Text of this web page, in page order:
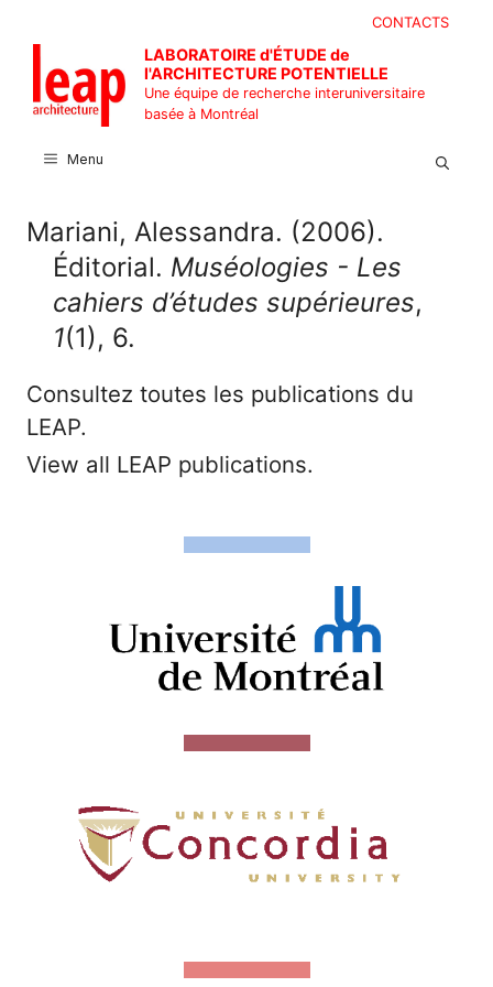
contenu
CONTACTS
LABORATOIRE d'ÉTUDE de
l'ARCHITECTURE POTENTIELLE
Une équipe de recherche interuniversitaire
basée à Montréal
Menu
Mariani, Alessandra. (2006).
Éditorial. Muséologies - Les
cahiers d’études supérieures,
1(1), 6.
Consultez toutes les publications du
LEAP.
View all LEAP publications.